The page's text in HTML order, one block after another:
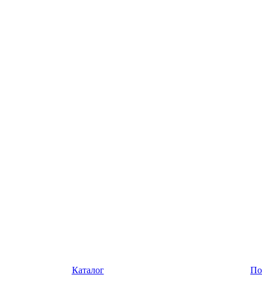
Каталог